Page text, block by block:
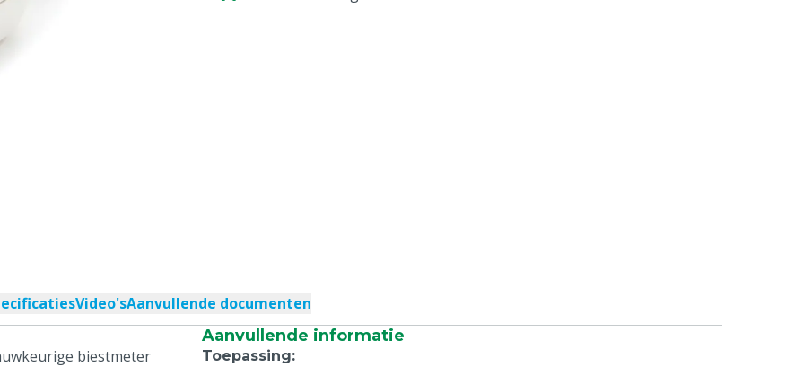
Video'sAanvullende documenten
biestmeter
Aanvullende informatie
Toepassing: